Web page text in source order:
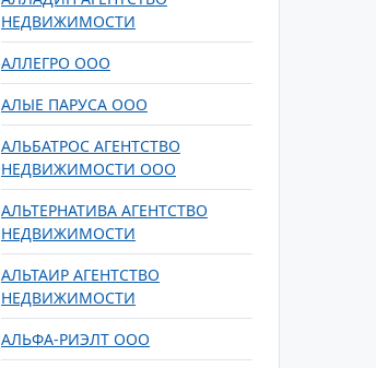
НЕДВИЖИМОСТИ
АЛЛЕГРО ООО
АЛЫЕ ПАРУСА ООО
АЛЬБАТРОС АГЕНТСТВО
НЕДВИЖИМОСТИ ООО
АЛЬТЕРНАТИВА АГЕНТСТВО
НЕДВИЖИМОСТИ
АЛЬТАИР АГЕНТСТВО
НЕДВИЖИМОСТИ
АЛЬФА-РИЭЛТ ООО